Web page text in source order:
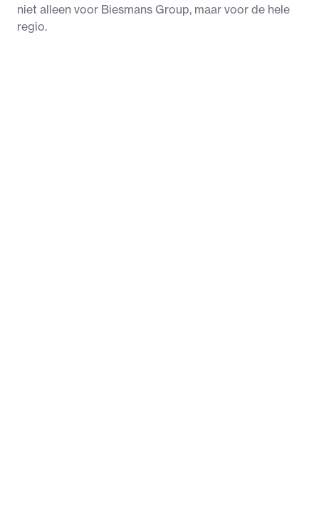
niet alleen voor Biesmans Group, maar voor de hele
regio.